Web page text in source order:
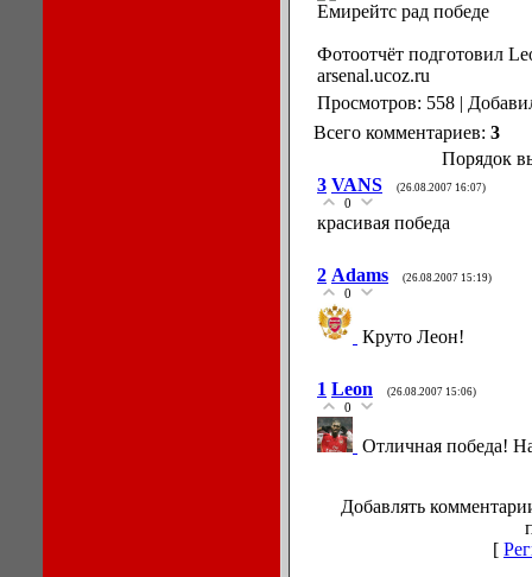
Емирейтс рад победе
Фотоотчёт подготовил
arsenal.ucoz.ru
Просмотров: 558 |
Всего комментариев: 3
Порядок
3 VANS (26.08.2007 16:07)
0
красивая победа
2 Adams (26.08.2007 15:19)
0
Круто Леон!
1 Leon (26.08.2007 15:06)
0
Отличная победа!
Добавлять
[